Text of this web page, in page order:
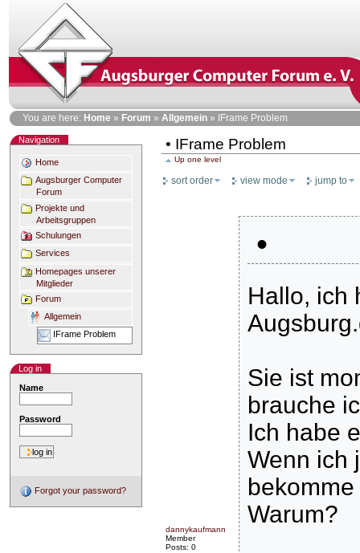
Personal
tools
You are here: Home » Forum » Allgemein » IFrame Problem
Navigation
Home
Augsburger Computer
Forum
Projekte und
Arbeitsgruppen
Schulungen
Services
Homepages unserer
Mitglieder
Forum
Allgemein
IFrame Problem
Log in
Name
Password
Forgot your password?
• IFrame Problem
Up one level
sort order view mode jump to
dannykaufmann
Member
Posts: 0
•
Hallo, ich
Sie ist
brauche
Ich habe
Wenn ich
Warum?